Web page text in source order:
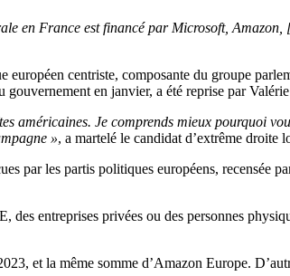
en France est financé par Microsoft, Amazon,
centriste, composante du groupe
gouvernement en janvier, a été reprise par
Je comprends mieux pourquoi
», a martelé le candidat d’extrême droite
par les partis politiques européens, recensée
entreprises privées ou des personnes
et la même somme d’Amazon Europe.